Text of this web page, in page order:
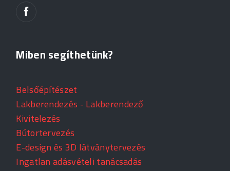
Miben segíthetünk?
Belsőépítészet
Lakberendezés - Lakberendező
Kivitelezés
Bútortervezés
E-design és 3D látványtervezés
Ingatlan adásvételi tanácsadás